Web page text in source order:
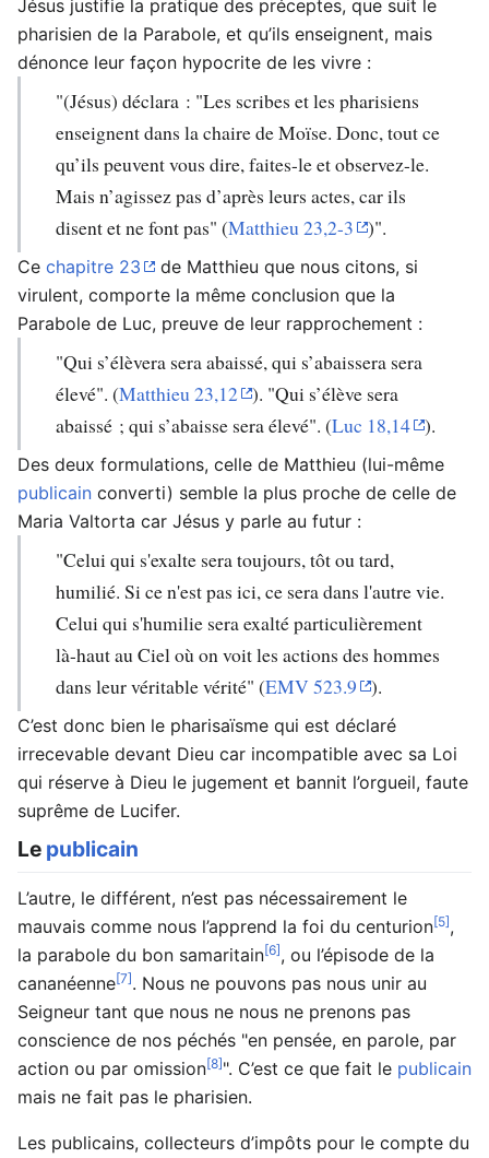
Jésus justifie la pratique des préceptes, que suit le
pharisien de la Parabole, et qu’ils enseignent, mais
dénonce leur façon hypocrite de les vivre :
"(Jésus) déclara : "Les scribes et les pharisiens
enseignent dans la chaire de Moïse. Donc, tout ce
qu’ils peuvent vous dire, faites-le et observez-le.
Mais n’agissez pas d’après leurs actes, car ils
disent et ne font pas" (Matthieu 23,2-3 )".
Ce chapitre 23
de Matthieu que nous citons, si
virulent, comporte la même conclusion que la
Parabole de Luc, preuve de leur rapprochement :
"Qui s’élèvera sera abaissé, qui s’abaissera sera
élevé". (Matthieu 23,12 ). "Qui s’élève sera
abaissé ; qui s’abaisse sera élevé". (Luc 18,14 ).
Des deux formulations, celle de Matthieu (lui-même
publicain converti) semble la plus proche de celle de
Maria Valtorta car Jésus y parle au futur :
"Celui qui s'exalte sera toujours, tôt ou tard,
humilié. Si ce n'est pas ici, ce sera dans l'autre vie.
Celui qui s'humilie sera exalté particulièrement
là-haut au Ciel où on voit les actions des hommes
dans leur véritable vérité" (EMV 523.9 ).
C’est donc bien le pharisaïsme qui est déclaré
irrecevable devant Dieu car incompatible avec sa Loi
qui réserve à Dieu le jugement et bannit l’orgueil, faute
suprême de Lucifer.
Le publicain
L’autre, le différent, n’est pas nécessairement le
mauvais comme nous l’apprend la foi du centurion[5],
la parabole du bon samaritain[6], ou l’épisode de la
cananéenne[7]. Nous ne pouvons pas nous unir au
Seigneur tant que nous ne nous ne prenons pas
conscience de nos péchés "en pensée, en parole, par
action ou par omission[8]". C’est ce que fait le publicain
mais ne fait pas le pharisien.
Les publicains, collecteurs d’impôts pour le compte du